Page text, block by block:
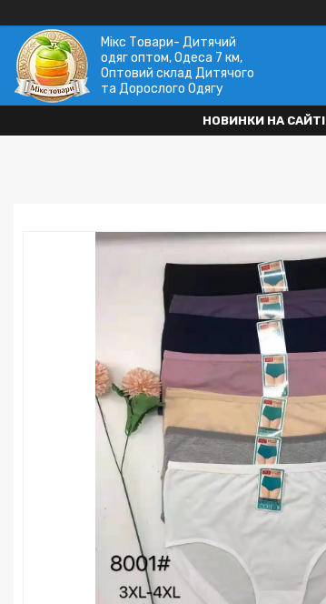
Мікс Товари- Дитячий
одяг оптом, Одеса 7 км,
Оптовий склад Дитячого
та Дорослого Одягу
НОВИНКИ НА САЙТІ